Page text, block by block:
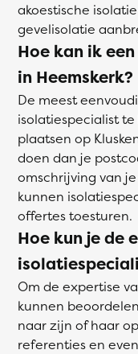
akoestische
gevelisolatie
Hoe kan ik
in Heemskerk?
De meest
isolatiespecialist
plaatsen op
doen dan je
omschrijving van
kunnen
offertes toesturen.
Hoe kun je de
Om de expertise
kunnen
naar zijn of haar
referenties en